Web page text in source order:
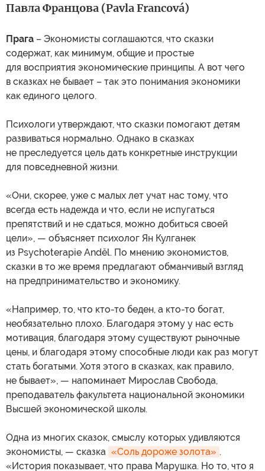
Павла Францова (Pavla Francová)
Прага – Экономисты соглашаются, что сказки
содержат, как минимум, общие и простые
для восприятия экономические принципы. А вот чего
в сказках не бывает – так это понимания экономики
как единого целого.
Психологи утверждают, что сказки помогают детям
развиваться нормально. Однако в сказках
не преследуется цель дать конкретные инструкции
для повседневной жизни.
«Они, скорее, уже с малых лет учат нас тому, что
всегда есть надежда и что, если не испугаться
препятствий и не сдаться, можно добиться своей
цели», — объясняет психолог Ян Кулганек
из Psychoterapie Anděl. По мнению экономистов,
сказки в то же время предлагают обманчивый взгляд
на предпринимательство и экономику.
«Например, то, что кто-то беден, а кто-то богат,
необязательно плохо. Благодаря этому у нас есть
мотивация, благодаря этому существуют рыночные
цены, и благодаря этому способные люди как раз могут
стать богатыми. Хотя этого в сказках, как правило,
не бывает», — напоминает Мирослав Свобода,
преподаватель факультета национальной экономики
Высшей экономической школы.
Одна из многих сказок, смыслу которых удивляются
экономисты, — сказка «Соль дороже золота» .
«История показывает, что права Марушка. Но то, что я